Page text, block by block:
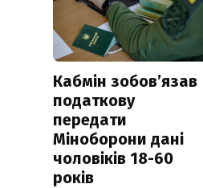
Кабмін зобовʼязав
податкову
передати
Міноборони дані
чоловіків 18-60
років